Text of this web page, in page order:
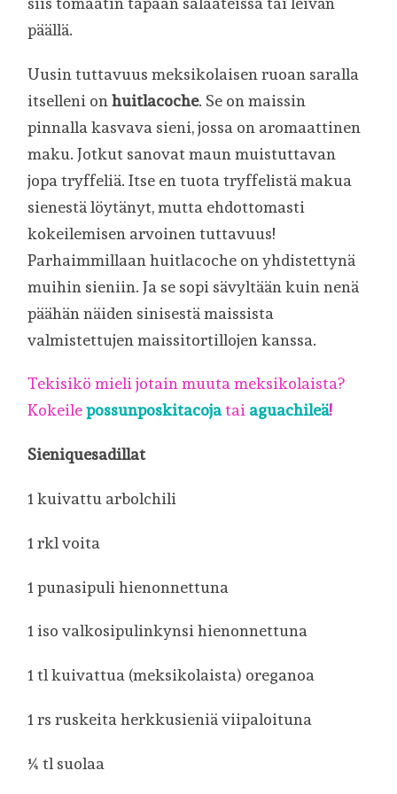
päällä.
Uusin tuttavuus meksikolaisen ruoan saralla
itselleni onhuitlacoche. Se on maissin
pinnalla kasvava sieni, jossa on aromaattinen
maku. Jotkut sanovat maun muistuttavan
jopa tryffeliä. Itse en tuota tryffelistä makua
sienestä löytänyt, mutta ehdottomasti
kokeilemisen arvoinen tuttavuus!
Parhaimmillaan huitlacoche on yhdistettynä
muihin sieniin. Ja se sopi sävyltään kuin nenä
päähän näiden sinisestä maissista
valmistettujen maissitortillojen kanssa.
Tekisikö mieli jotain muuta meksikolaista?
Kokeilepossunposkitacojatai aguachileä!
Sieniquesadillat
1 kuivattu arbolchili
1 rkl voita
1 punasipuli hienonnettuna
1 iso valkosipulinkynsi hienonnettuna
1 tl kuivattua (meksikolaista) oreganoa
1 rs ruskeita herkkusieniä viipaloituna
¼ tl suolaa